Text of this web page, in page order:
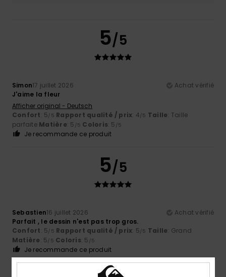
5/5
Simon17 juillet 2026
Achat vérifié
J'aime la fleur
Afficher original - Deutsch
Confort: 5/5 Rapport qualité / prix: 4/5 Taille: Taille
parfaite Matière: 5 /5 Coloris: 5 /5
Je recommande ce produit
5/5
Sebastien16 juillet 2026
Achat vérifié
Parfait , le dessin n'est pas trop gros.
Confort: 5/5 Rapport qualité / prix: 5/5 Taille: Grand
Matière: 5/5 Coloris: 5 /5
Je recommande ce produit